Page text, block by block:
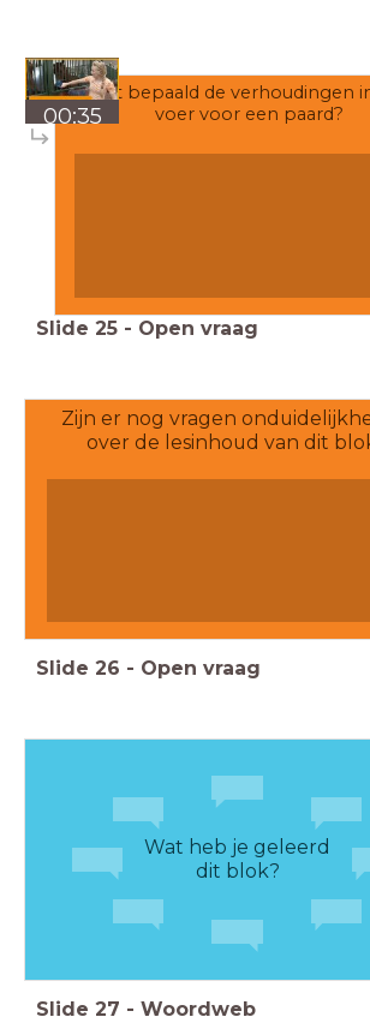
00:35
Wat bepaald de verhoudingen
voer voor een paard?
Slide 25 - Open vraag
Zijn er nog vragen
over de lesinhoud van dit
Slide 26 - Open vraag
Wat heb je geleerd
dit blok?
Slide 27 - Woordweb